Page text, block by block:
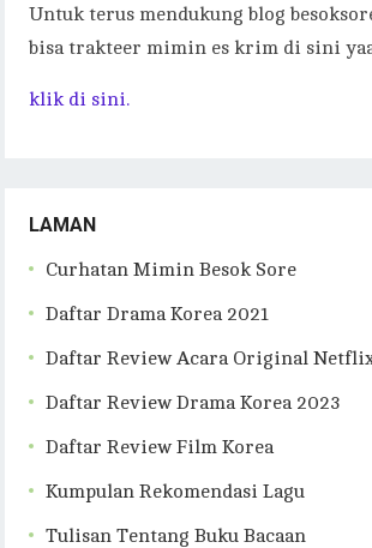
Untuk terus mendukung blog
bisa trakteer mimin es krim di sini
klik di sini.
LAMAN
Curhatan Mimin Besok Sore
Daftar Drama Korea 2021
Daftar Review Acara Original
Daftar Review Drama Korea 2023
Daftar Review Film Korea
Kumpulan Rekomendasi Lagu
Tulisan Tentang Buku Bacaan